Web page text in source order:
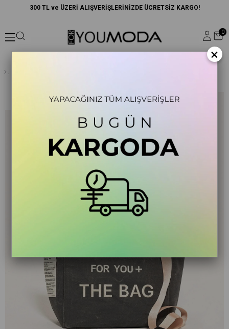
300 TL ve ÜZERİ ALIŞVERİŞLERİNİZDE ÜCRETSİZ KARGO!
0
×